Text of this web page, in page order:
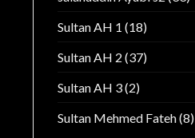
Sultan AH 1 (18)
Sultan AH 2 (37)
Sultan AH 3(2)
Sultan Mehmed Fateh(8)